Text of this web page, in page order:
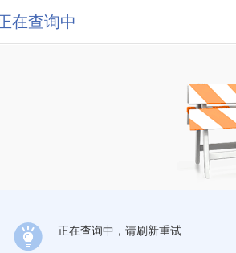
在查询中
正在查询中，请刷新重试